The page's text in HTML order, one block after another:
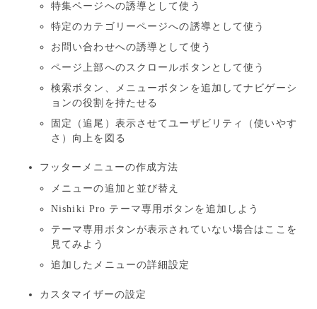
特集ページへの誘導として使う
特定のカテゴリーページへの誘導として使う
お問い合わせへの誘導として使う
ページ上部へのスクロールボタンとして使う
検索ボタン、メニューボタンを追加してナビゲーシ
ョンの役割を持たせる
固定（追尾）表示させてユーザビリティ（使いやす
さ）向上を図る
フッターメニューの作成方法
メニューの追加と並び替え
Nishiki Pro テーマ専用ボタンを追加しよう
テーマ専用ボタンが表示されていない場合はここを
見てみよう
追加したメニューの詳細設定
カスタマイザーの設定